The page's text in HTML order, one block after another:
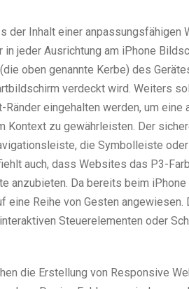
der Inhalt einer anpassungsfähigen
jeder Ausrichtung am iPhone
oben genannte Kerbe) des
verdeckt wird. Weiters
eingehalten werden, um eine
Kontext zu gewährleisten. Der
die Symbolleiste
auch, dass Websites das P3-
anzubieten. Da bereits beim
eine Reihe von Gesten angewiesen.
Steuerelementen oder
die Erstellung von Responsive